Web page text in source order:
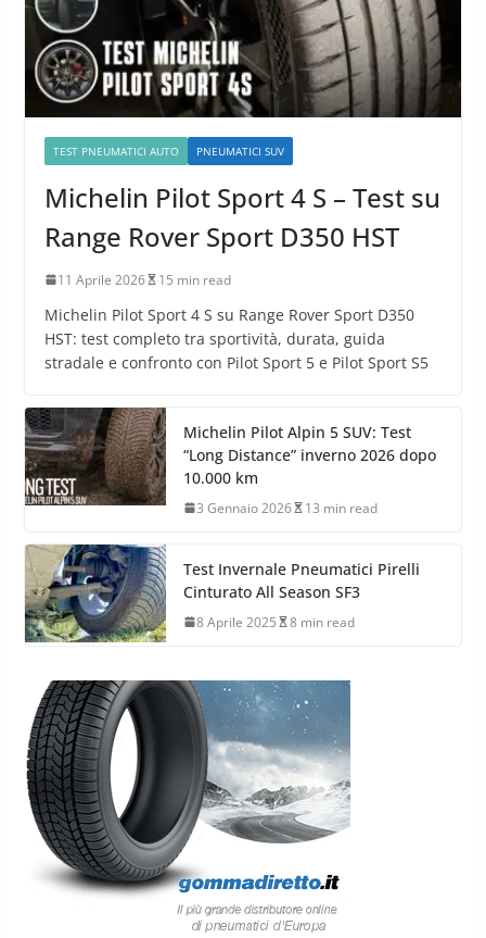
TEST PNEUMATICI AUTO PNEUMATICI SUV
Michelin Pilot Sport 4 S – Test su
Range Rover Sport D350 HST
11 Aprile 2026 15 min read
Michelin Pilot Sport 4 S su Range Rover Sport D350
HST: test completo tra sportività, durata, guida
stradale e confronto con Pilot Sport 5 e Pilot Sport S5
Michelin Pilot Alpin 5 SUV: Test
“Long Distance” inverno 2026 dopo
10.000 km
3 Gennaio 2026 13 min read
Test Invernale Pneumatici Pirelli
Cinturato All Season SF3
8 Aprile 2025 8 min read